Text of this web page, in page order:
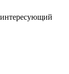
интересующий